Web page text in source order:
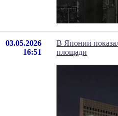
03.05.2026
16:51
В Японии
площади